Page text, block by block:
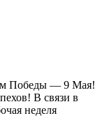
Победы — 9 Мая!
В связи в
неделя